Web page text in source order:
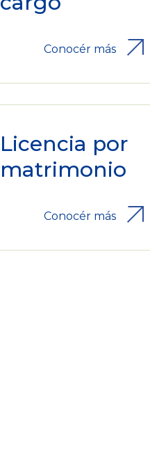
Conocér más
Licencia por
matrimonio
Conocér más